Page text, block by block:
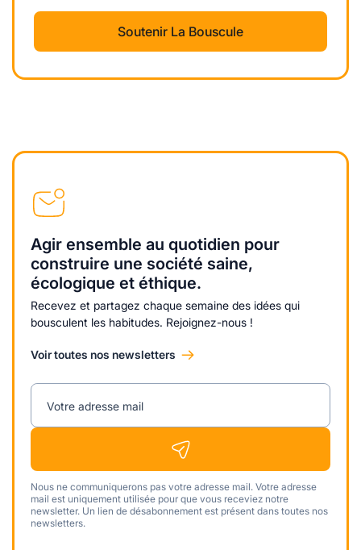
Soutenir La Bouscule
Agir ensemble au quotidien pour
construire une société saine,
écologique et éthique.
Recevez et partagez chaque semaine des idées qui
bousculent les habitudes. Rejoignez-nous !
Voir toutes nos newsletters
Votre adresse mail
Nous ne communiquerons pas votre adresse mail. Votre adresse
mail est uniquement utilisée pour que vous receviez notre
newsletter. Un lien de désabonnement est présent dans toutes nos
newsletters.